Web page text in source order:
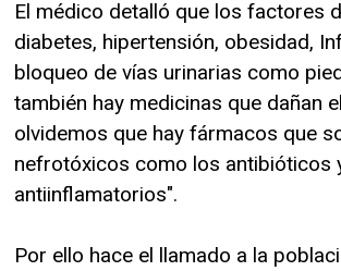
El médico detalló que los factores
diabetes, hipertensión, obesidad,
bloqueo de vías urinarias como
también hay medicinas que dañan
olvidemos que hay fármacos que
nefrotóxicos como los antibióticos
antiinflamatorios".
Por ello hace el llamado a la